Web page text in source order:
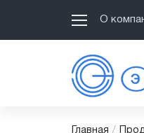
О
Главная /